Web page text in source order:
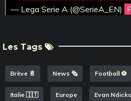
— Lega Serie A (@SerieA_EN)
Les Tags
Brève 📄 News 🗞️ Football ⚽️
Italie 🇮🇹 Europe Evan Ndicka